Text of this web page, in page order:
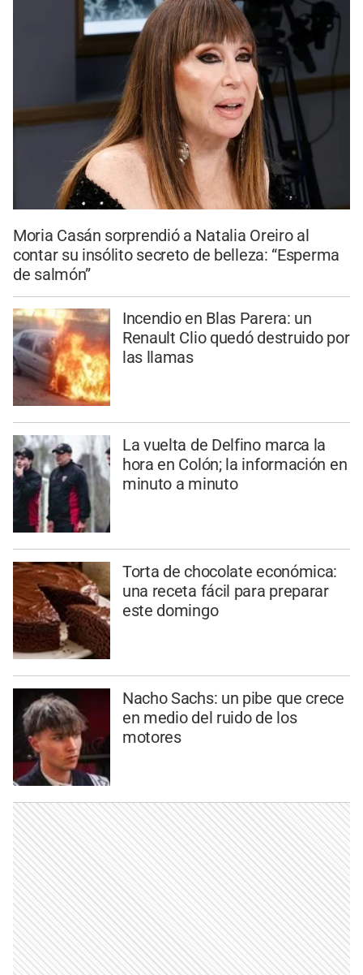
Moria Casán sorprendió a Natalia Oreiro al
contar su insólito secreto de belleza: “Esperma
de salmón”
Incendio en Blas Parera: un
Renault Clio quedó destruido por
las llamas
La vuelta de Delfino marca la
hora en Colón; la información en
minuto a minuto
Torta de chocolate económica:
una receta fácil para preparar
este domingo
Nacho Sachs: un pibe que crece
en medio del ruido de los
motores